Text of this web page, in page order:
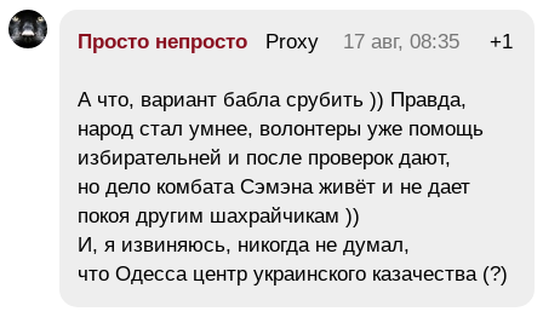
Просто непросто Proxy 17 авг, 08:35 +1
А что, вариант бабла срубить )) Правда,
народ стал умнее, волонтеры уже помощь
избирательней и после проверок дают,
но дело комбата Сэмэна живёт и не дает
покоя другим шахрайчикам ))
И, я извиняюсь, никогда не думал,
что Одесса центр украинского казачества (?)